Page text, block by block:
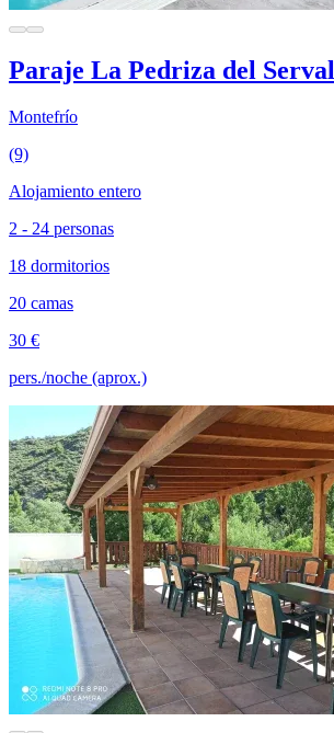
Paraje La Pedriza del Serval
Montefrío
(9)
Alojamiento entero
2 - 24 personas
18 dormitorios
20 camas
30 €
pers./noche (aprox.)